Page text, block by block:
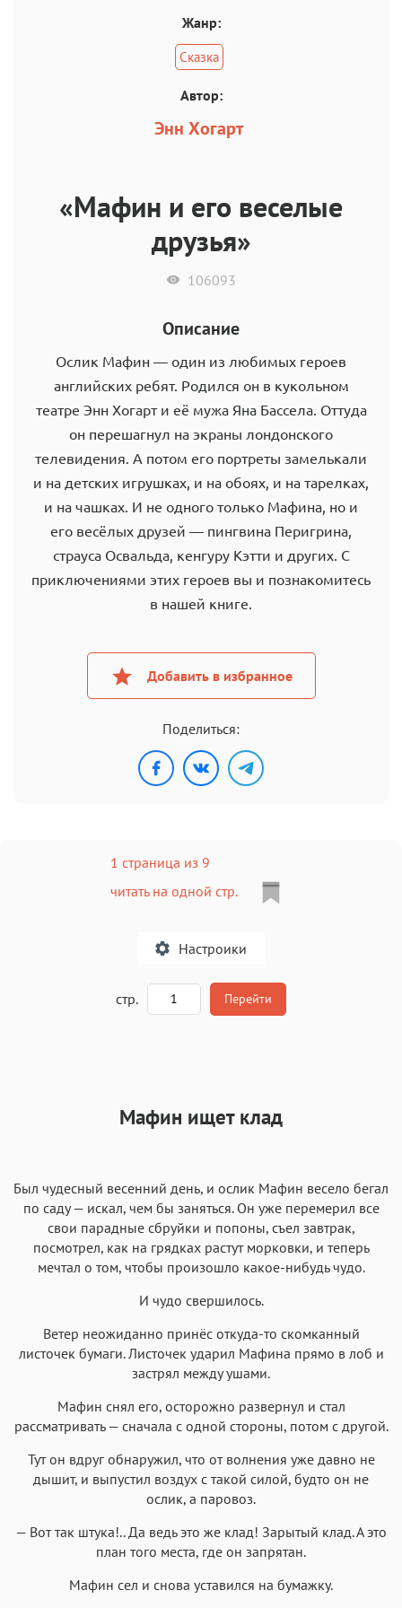
Жанр:
Сказка
Автор:
Энн Хогарт
«Мафин и его веселые
друзья»
106093
Описание
Ослик Мафин — один из любимых героев
английских ребят. Родился он в кукольном
театре Энн Хогарт и её мужа Яна Бассела. Оттуда
он перешагнул на экраны лондонского
телевидения. А потом его портреты замелькали
и на детских игрушках, и на обоях, и на тарелках,
и на чашках. И не одного только Мафина, но и
его весёлых друзей — пингвина Перигрина,
страуса Освальда, кенгуру Кэтти и других. С
приключениями этих героев вы и познакомитесь
в нашей книге.
Добавить в избранное
Поделиться:
1 страница из 9
читать на одной стр.
Настроики
Аа
Roboto
Аа
Garamond
Аа
Fira Sans
Аа
Аа Аа
San Francisco Аа Аа
New York
Helvetica Neue
Аа
Arial Аа
Georgia Times New Roman
Аа Аа
стр. Перейти
Мафин ищет клад
Был чудесный весенний день, и ослик Мафин весело бегал
по саду — искал, чем бы заняться. Он уже перемерил все
свои парадные сбруйки и попоны, съел завтрак,
посмотрел, как на грядках растут морковки, и теперь
мечтал о том, чтобы произошло какое-нибудь чудо.
И чудо свершилось.
Ветер неожиданно принёс откуда-то скомканный
листочек бумаги. Листочек ударил Мафина прямо в лоб и
застрял между ушами.
Мафин снял его, осторожно развернул и стал
рассматривать — сначала с одной стороны, потом с другой.
Тут он вдруг обнаружил, что от волнения уже давно не
дышит, и выпустил воздух с такой силой, будто он не
ослик, а паровоз.
— Вот так штука!.. Да ведь это же клад! Зарытый клад. А это
план того места, где он запрятан.
Мафин сел и снова уставился на бумажку.